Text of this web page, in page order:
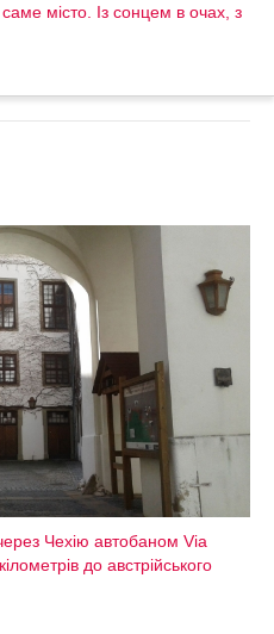
місто. Із сонцем в очах, з
Чехію автобаном Via
до австрійського